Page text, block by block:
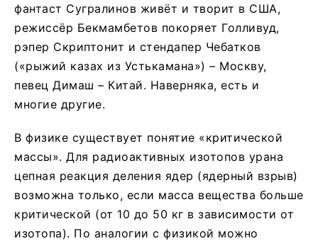
фантаст Сугралинов живёт и творит в США,
режиссёр Бекмамбетов покоряет Голливуд,
рэпер Скриптонит и стендапер Чебатков
(«рыжий казах из Устькамана») – Москву,
певец Димаш – Китай. Наверняка, есть и
многие другие.
В физике существует понятие «критической
массы». Для радиоактивных изотопов урана
цепная реакция деления ядер (ядерный взрыв)
возможна только, если масса вещества больше
критической (от 10 до 50 кг в зависимости от
изотопа). По аналогии с физикой можно